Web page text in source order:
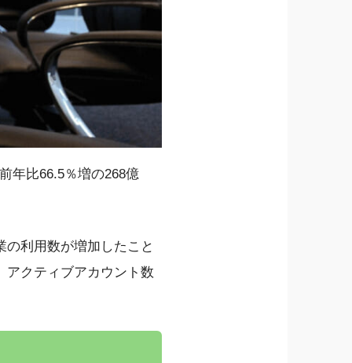
年比66.5％増の268億
利用数が増加したこと
アクティブアカウント数